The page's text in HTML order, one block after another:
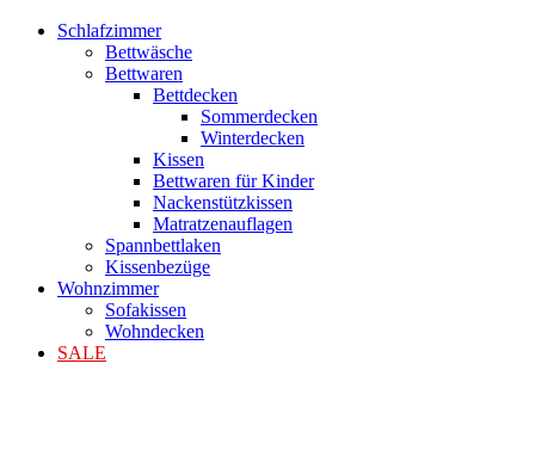
Schlafzimmer
Bettwäsche
Bettwaren
Bettdecken
Sommerdecken
Winterdecken
Kissen
Bettwaren für Kinder
Nackenstützkissen
Matratzenauflagen
Spannbettlaken
Kissenbezüge
Wohnzimmer
Sofakissen
Wohndecken
SALE